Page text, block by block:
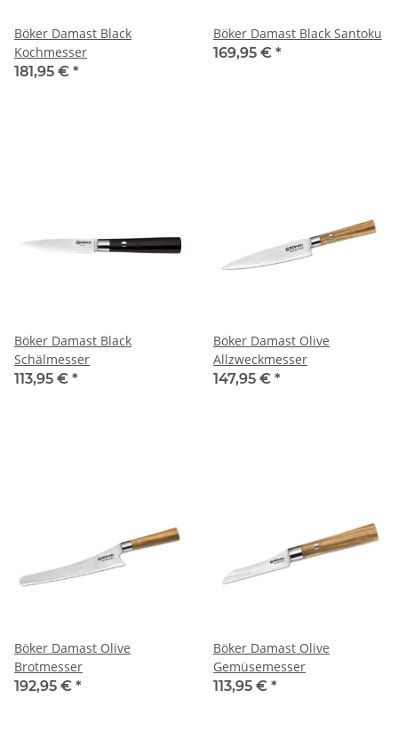
Böker Damast Black
Kochmesser
181,95 € *
Böker Damast Black Santoku
169,95 € *
Böker Damast Black
Schälmesser
113,95 € *
Böker Damast Olive
Allzweckmesser
147,95 € *
Böker Damast Olive
Brotmesser
192,95 € *
Böker Damast Olive
Gemüsemesser
113,95 € *